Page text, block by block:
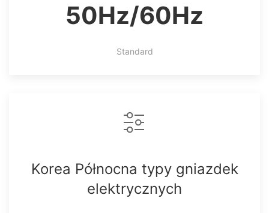
50Hz/60Hz
Standard
Korea Północna typy gniazdek
elektrycznych